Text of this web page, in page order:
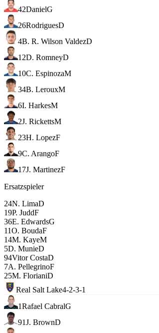
42DanielG
26RodriguesD
4B. R. Wilson ValdezD
12D. RomneyD
10C. EspinozaM
34B. LerouxM
6I. HarkesM
2J. RickettsM
23H. LopezF
9C. ArangoF
17J. MartinezF
Ersatzspieler
24N. LimaD
19P. JuddF
36E. EdwardsG
11O. BoudaF
14M. KayeM
5D. MunieD
94Vitor CostaD
7A. PellegrinoF
25M. FlorianiD
Real Salt Lake4-2-3-1
1Rafael CabralG
91J. BrownD